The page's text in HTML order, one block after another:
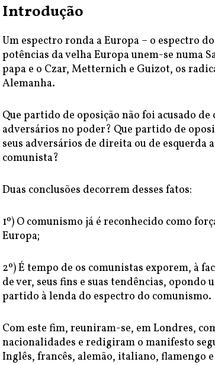
Introdução
Um espectro ronda a Europa – o espectro
potências da velha Europa unem-se numa
papa e o Czar, Metternich e Guizot, os
Alemanha.
Que partido de oposição não foi acusado
adversários no poder? Que partido de
seus adversários de direita ou de esquerda
comunista?
Duas conclusões decorrem desses fatos:
1º) O comunismo já é reconhecido como
Europa;
2º) É tempo de os comunistas exporem, à
de ver, seus fins e suas tendências,
partido à lenda do espectro do comunismo.
Com este fim, reuniram-se, em Londres,
nacionalidades e redigiram o manifesto
Inglês, francês, alemão, italiano, flamengo